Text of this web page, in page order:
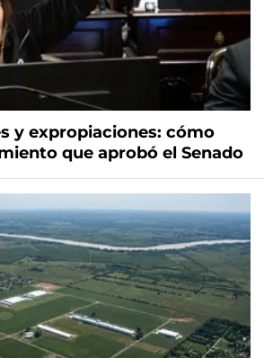
y expropiaciones: cómo
que aprobó el Senado